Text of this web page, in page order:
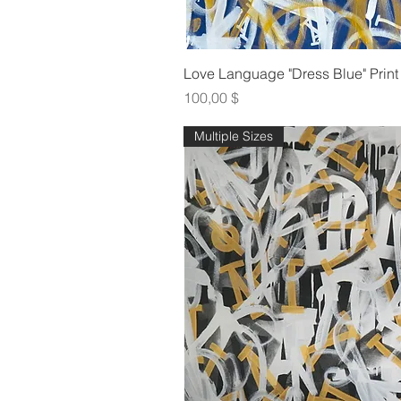
Γρήγορη
Love Language "Dress Blue" Print
Τιμή
100,00 $
Multiple Sizes